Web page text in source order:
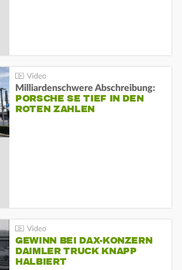
Milliardenschwere Abschreibung:
PORSCHE SE TIEF IN DEN
ROTEN ZAHLEN
GEWINN BEI DAX-KONZERN
DAIMLER TRUCK KNAPP
HALBIERT